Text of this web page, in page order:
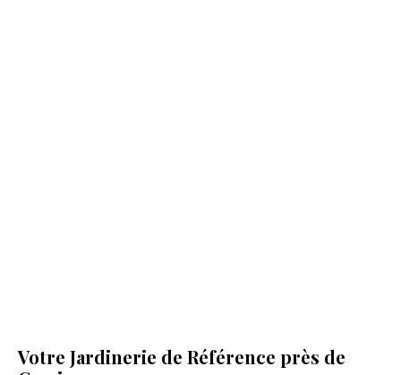
Votre Jardinerie de Référence près de